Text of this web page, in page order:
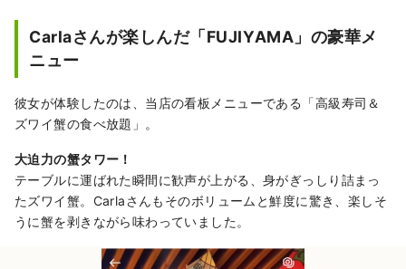
Carlaさんが楽しんだ「FUJIYAMA」の豪華メ
ニュー
彼女が体験したのは、当店の看板メニューである「高級寿司＆
ズワイ蟹の食べ放題」。
大迫力の蟹タワー！
テーブルに運ばれた瞬間に歓声が上がる、身がぎっしり詰まっ
たズワイ蟹。Carlaさんもそのボリュームと鮮度に驚き、楽しそ
うに蟹を剥きながら味わっていました。